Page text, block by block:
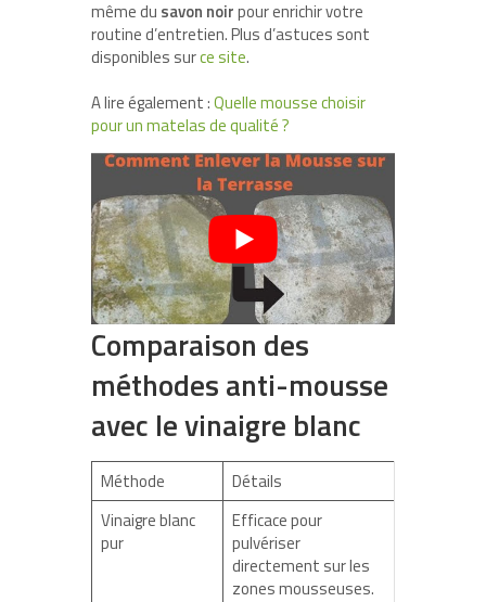
même du savon noirpour enrichir votre
routine d’entretien. Plus d’astuces sont
disponibles surce site.
A lire également :Quelle mousse choisir
pour un matelas de qualité ?
Comparaison des
méthodes anti-mousse
avec le vinaigre blanc
Méthode
Détails
Vinaigre blanc
pur
Efficace pour
pulvériser
directement sur les
zones mousseuses.